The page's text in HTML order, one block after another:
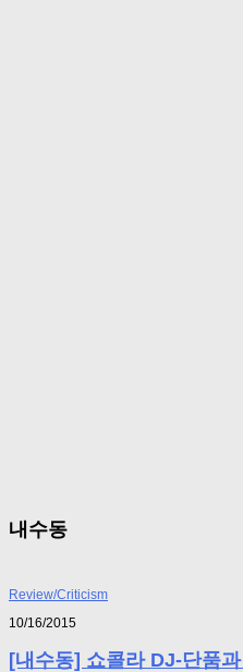
내수동
Review/Criticism
10/16/2015
[내수동] 쇼콜라 DJ-단품